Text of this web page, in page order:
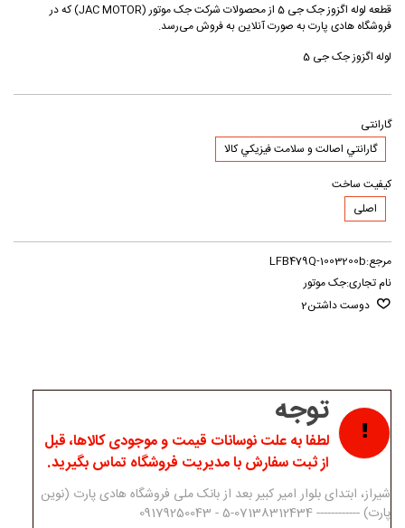
قطعه لوله اگزوز جک جی 5 از محصولات شرکت جک موتور (JAC MOTOR) که در
فروشگاه هادی پارت به صورت آنلاین به فروش می‌رسد.
لوله اگزوز جک جی 5
گارانتی
گارانتي اصالت و سلامت فيزيکي کالا
کیفیت ساخت
اصلی
مرجع:LFB479Q-1003200b
نام تجاری:جک موتور
دوست داشتن2
توجه
لطفا به علت نوسانات قیمت و موجودی کالاها، قبل
از ثبت سفارش با مدیریت فروشگاه تماس بگیرید.
شیراز، ابتدای بلوار امیر کبیر بعد از بانک ملی فروشگاه هادی پارت (نوین
پارت) ------------ 07138312434-5 - 09179250043